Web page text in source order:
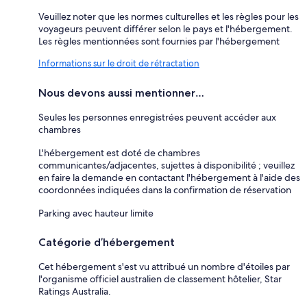
Veuillez noter que les normes culturelles et les règles pour les
voyageurs peuvent différer selon le pays et l'hébergement.
Les règles mentionnées sont fournies par l'hébergement
Informations sur le droit de rétractation
Nous devons aussi mentionner…
Seules les personnes enregistrées peuvent accéder aux
chambres
L'hébergement est doté de chambres
communicantes/adjacentes, sujettes à disponibilité ; veuillez
en faire la demande en contactant l'hébergement à l'aide des
coordonnées indiquées dans la confirmation de réservation
Parking avec hauteur limite
Catégorie d’hébergement
Cet hébergement s'est vu attribué un nombre d'étoiles par
l'organisme officiel australien de classement hôtelier, Star
Ratings Australia.